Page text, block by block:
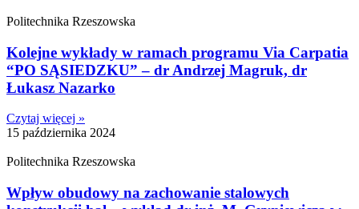
Politechnika Rzeszowska
Kolejne wykłady w ramach programu Via Carpatia
“PO SĄSIEDZKU” – dr Andrzej Magruk, dr
Łukasz Nazarko
Czytaj więcej »
15 października 2024
Politechnika Rzeszowska
Wpływ obudowy na zachowanie stalowych